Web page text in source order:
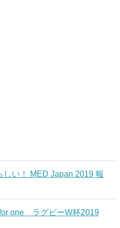
しい！ MED Japan 2019 報
one ラグビーW杯2019